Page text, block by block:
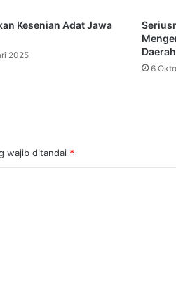
Kesenian Adat Jawa
2025
Daerah
6
wajib ditandai *